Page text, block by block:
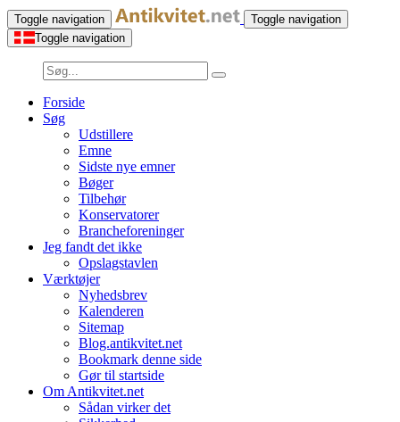
Toggle navigation
Toggle navigation
Toggle navigation
Forside
Søg
Udstillere
Emne
Sidste nye emner
Bøger
Tilbehør
Konservatorer
Brancheforeninger
Jeg fandt det ikke
Opslagstavlen
Værktøjer
Nyhedsbrev
Kalenderen
Sitemap
Blog.antikvitet.net
Bookmark denne side
Gør til startside
Om Antikvitet.net
Sådan virker det